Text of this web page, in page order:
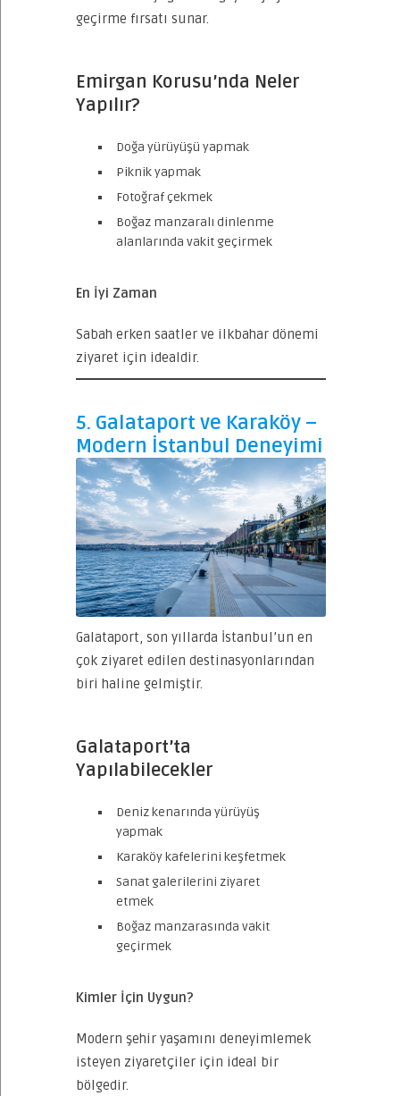
geçirme fırsatı sunar.
Emirgan Korusu’nda Neler
Yapılır?
Doğa yürüyüşü yapmak
Piknik yapmak
Fotoğraf çekmek
Boğaz manzaralı dinlenme
alanlarında vakit geçirmek
En İyi Zaman
Sabah erken saatler ve ilkbahar dönemi
ziyaret için idealdir.
5. Galataport ve Karaköy –
Modern İstanbul Deneyimi
Galataport, son yıllarda İstanbul’un en
çok ziyaret edilen destinasyonlarından
biri haline gelmiştir.
Galataport’ta
Yapılabilecekler
Deniz kenarında yürüyüş
yapmak
Karaköy kafelerini keşfetmek
Sanat galerilerini ziyaret
etmek
Boğaz manzarasında vakit
geçirmek
Kimler İçin Uygun?
Modern şehir yaşamını deneyimlemek
isteyen ziyaretçiler için ideal bir
bölgedir.